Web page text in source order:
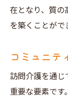
在となり、質の
を築くことがで
コミュニテ
訪問介護を通じ
重要な要素です